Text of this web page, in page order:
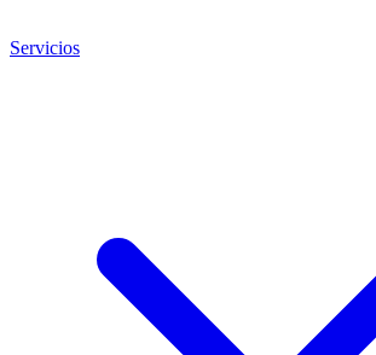
Servicios